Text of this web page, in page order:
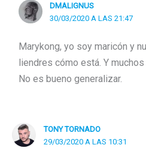
DMALIGNUS
30/03/2020 A LAS 21:47
Marykong, yo soy maricón y
liendres cómo está. Y
No es bueno generalizar.
TONY TORNADO
29/03/2020 A LAS 10:31